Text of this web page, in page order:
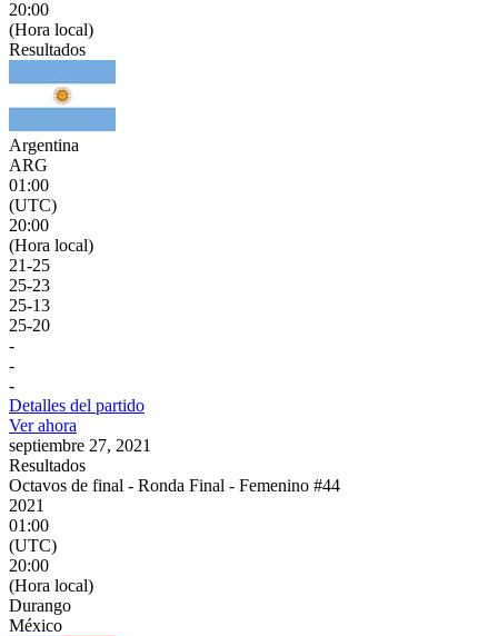
20:00
(Hora local)
Resultados
Argentina
ARG
01:00
(UTC)
20:00
(Hora local)
21-25
25-23
25-13
25-20
-
-
-
Detalles del partido
Ver ahora
septiembre 27, 2021
Resultados
Octavos de final - Ronda Final - Femenino #44
2021
01:00
(UTC)
20:00
(Hora local)
Durango
México